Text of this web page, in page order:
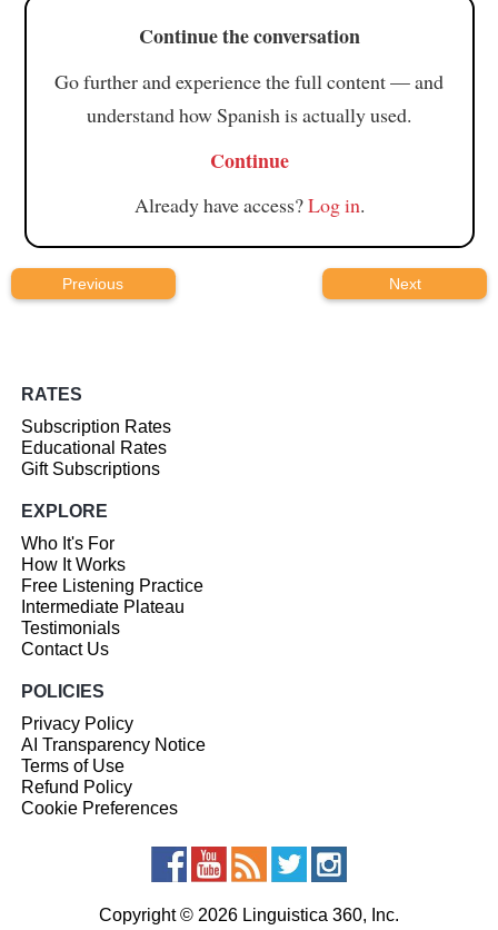
Continue the conversation
Go further and experience the full content — and
understand how Spanish is actually used.
Continue
Already have access?Log in.
Previous Next
RATES
Subscription Rates
Educational Rates
Gift Subscriptions
EXPLORE
Who It's For
How It Works
Free Listening Practice
Intermediate Plateau
Testimonials
Contact Us
POLICIES
Privacy Policy
AI Transparency Notice
Terms of Use
Refund Policy
Cookie Preferences
Copyright © 2026 Linguistica 360, Inc.